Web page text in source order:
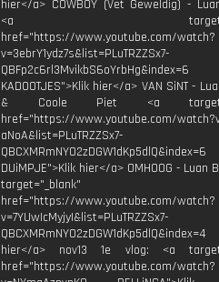
hier</a> COWBOY (Vet Geweldig) -
<a
href="https://www.youtube.com/watch?
v=3ebrY1ydz7s&list=PLuTRZZSx7-
QBFp2c6rl3MvikbS6oYrbHg&index=6
KADOOTJES">Klik hier</a> VAN SiNT -
& Coole Piet <a
href="https://www.youtube.com/
aNoA&list=PLuTRZZSx7-
QBCXMRmNYO2zDGW1dKp5dlQ&index=6
DUiMPJE">Klik hier</a> OMHOOG - Luan
target="_blank"
href="https://www.youtube.com/watch?
v=7YUwIcMyjyI&list=PLuTRZZSx7-
hier</a> nov13 1e vlog: <a
href="https://www.youtube.com/watch?